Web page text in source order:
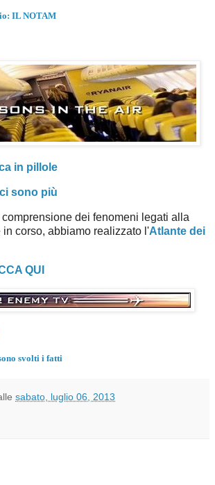
IL NOTAM
in pillole
sono più
dei fenomeni legati alla
corso, abbiamo realizzato l'Atlante dei
QUI
svolti i fatti
sabato, luglio 06, 2013